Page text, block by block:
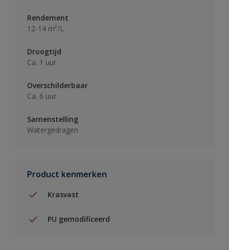
Rendement
12-14 m²/L
Droogtijd
Ca. 1 uur
Overschilderbaar
Ca. 6 uur
Samenstelling
Watergedragen
Product kenmerken
Krasvast
PU gemodificeerd